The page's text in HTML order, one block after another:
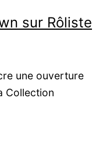
sur Rôliste
une ouverture
Collection